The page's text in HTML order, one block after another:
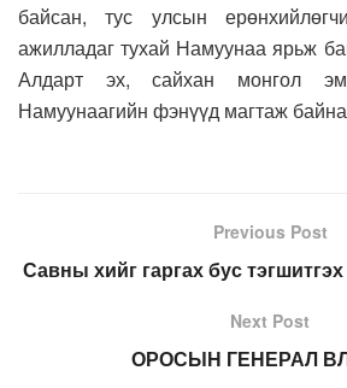
байсан, тус улсын
ажилладаг тухай Намуунаа ярьж
Алдарт эх, сайхан монгол
Намуунаагийн фэнүүд магтаж
Previous Post
Савны хийг гаргах бус
Next Post
ОРОСЫН ГЕНЕРАЛ